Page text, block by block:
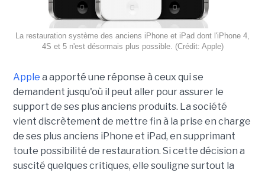
La restauration système des anciens iPhone et iPad dont l'iPhone 4,
4S et 5 n'est désormais plus possible. (Crédit: Apple)
Apple a apporté une réponse à ceux qui se
demandent jusqu'où il peut aller pour assurer le
support de ses plus anciens produits. La société
vient discrètement de mettre fin à la prise en charge
de ses plus anciens iPhone et iPad, en supprimant
toute possibilité de restauration. Si cette décision a
suscité quelques critiques, elle souligne surtout la